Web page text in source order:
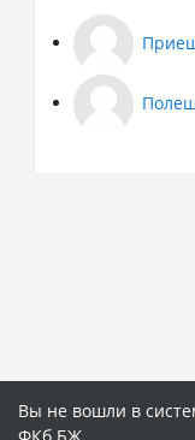
учителю
Вы не вошли в